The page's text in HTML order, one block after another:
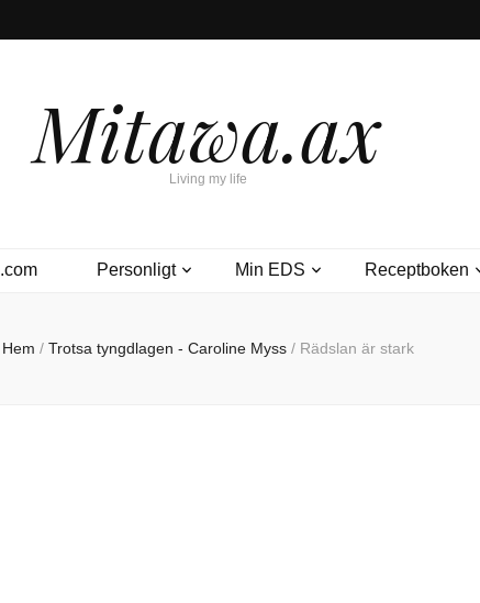
Mitawa.ax
Living my life
Personligt Min EDS Receptboken
Hem / Trotsa tyngdlagen - Caroline Myss / Rädslan är stark